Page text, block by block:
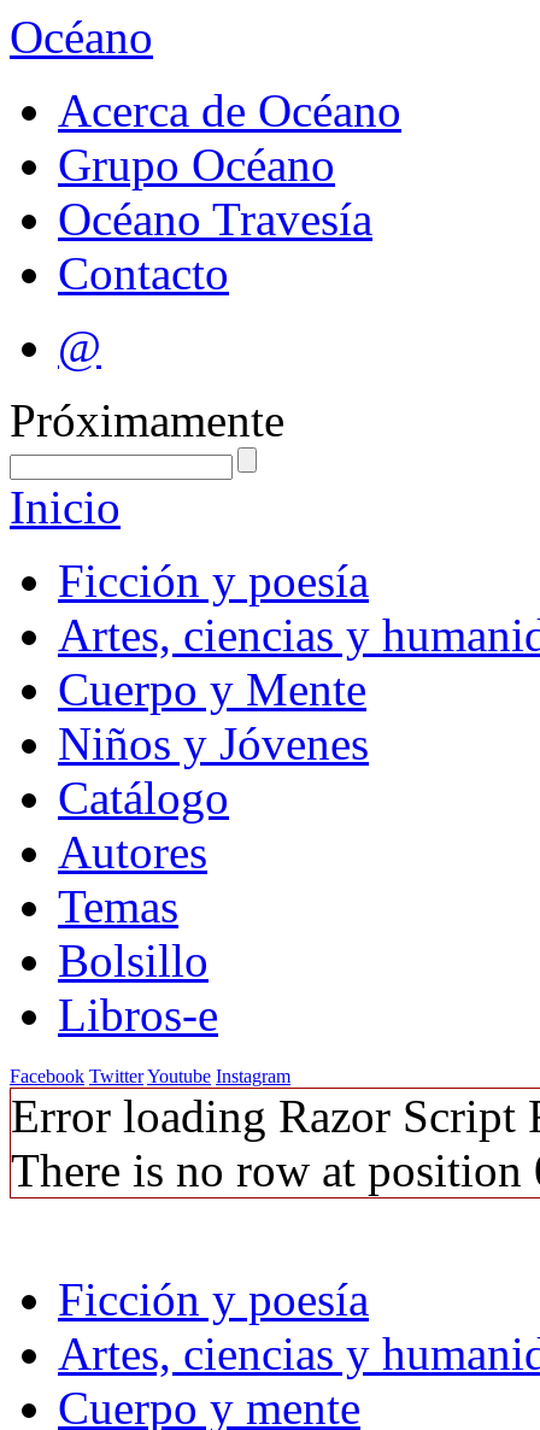
Océano
Acerca de Océano
Grupo Océano
Océano Travesía
Contacto
@
Próximamente
Inicio
Ficción y poesía
Artes, ciencias y
Cuerpo y Mente
Niños y Jóvenes
Catálogo
Autores
Temas
Bolsillo
Libros-e
Facebook TwitterYoutube Instagram
Error loading Razor Script
There is no row at position
Ficción y poesía
Artes, ciencias y
Cuerpo y mente